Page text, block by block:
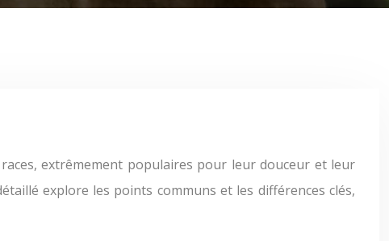
explore les points communs et les différences clés,